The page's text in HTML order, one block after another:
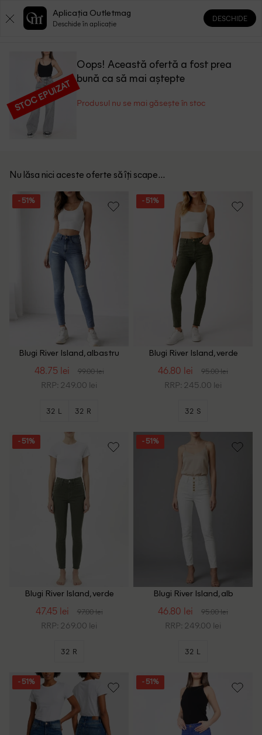
0 0
STOC EPUIZAT
Oops! Această ofertă a fost prea
bună ca să mai aștepte
Produsul nu se mai găsește în stoc
Nu lăsa nici aceste oferte să îți scape...
- 51%
Blugi River Island, albastru
48.75 lei 99.00 lei
RRP: 249.00 lei
32 L 32 R
- 51%
Blugi River Island, verde
46.80 lei 95.00 lei
RRP: 245.00 lei
32 S
- 51%
Blugi River Island, verde
47.45 lei 97.00 lei
RRP: 269.00 lei
32 R
- 51%
Blugi River Island, alb
46.80 lei 95.00 lei
RRP: 249.00 lei
32 L
- 51% - 51%
Aplicația Outletmag
Deschide în aplicație
DESCHIDE